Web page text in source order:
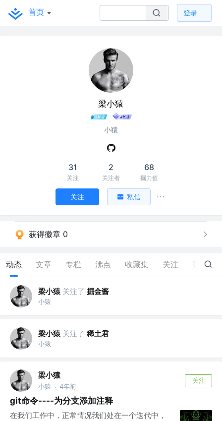
首页 登录
梁小猿
小猿
31
关注
2
关注者
68
掘力值
关注 私信
获得徽章 0
动态 文章 专栏 沸点 收藏集 关注 13
梁小猿 关注了 掘金酱
小猿
梁小猿 关注了 稀土君
小猿
梁小猿
小猿 · 4年前
关注
git命令----为分支添加注释
在我们工作中，正常情况我们处在一个迭代中，